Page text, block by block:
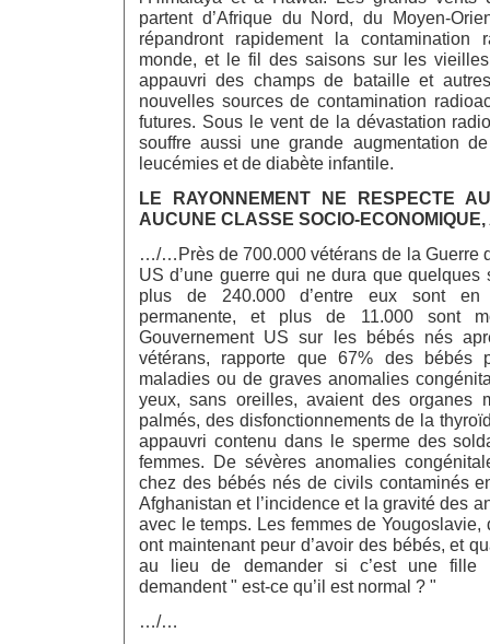
partent d’Afrique du Nord, du Moyen-
répandront rapidement la contamination
monde, et le fil des saisons sur les
appauvri des champs de bataille et
nouvelles sources de contamination
futures. Sous le vent de la dévastation
souffre aussi une grande augmentation
leucémies et de diabète infantile.
LE RAYONNEMENT
NE RESPECTE
AUCUNE CLASSE SOCIO-
…/…Près de 700.000 vétérans de la Guerre
US d’une guerre qui ne dura que quelques
plus de 240.000 d’entre eux sont en
permanente, et plus de 11.000 sont
Gouvernement US sur les bébés nés
vétérans, rapporte que 67% des bébés
maladies ou de graves anomalies
yeux, sans oreilles, avaient des organes
palmés, des disfonctionnements de la
appauvri contenu dans le sperme des
femmes. De sévères anomalies
chez des bébés nés de civils contaminés
Afghanistan et l’incidence et la gravité des
avec le temps. Les femmes de Yougoslavie,
ont maintenant peur d’avoir des bébés, et
au lieu de demander si c’est une fille
demandent " est-ce qu’il est normal ? "
…/…